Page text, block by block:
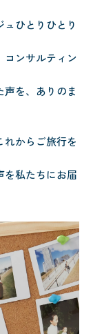
ひとりひとり
コンサルティン
を、ありのま
れからご旅行を
を私たちにお届